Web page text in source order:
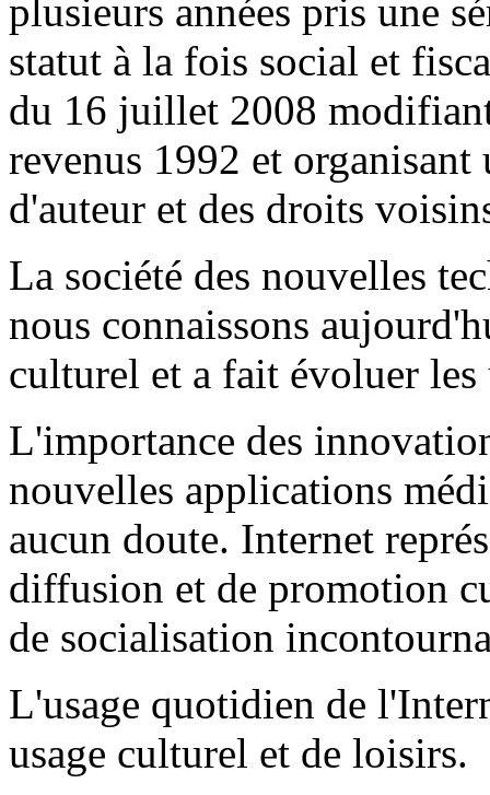
plusieurs années pris une
statut à la fois social et
du 16 juillet 2008
revenus 1992 et
d'auteur et des droits
La société des nouvelles
nous connaissons
culturel et a fait évoluer les
L'importance des
nouvelles applications
aucun doute. Internet
diffusion et de promotion
de socialisation
L'usage quotidien de
usage culturel et de loisirs.